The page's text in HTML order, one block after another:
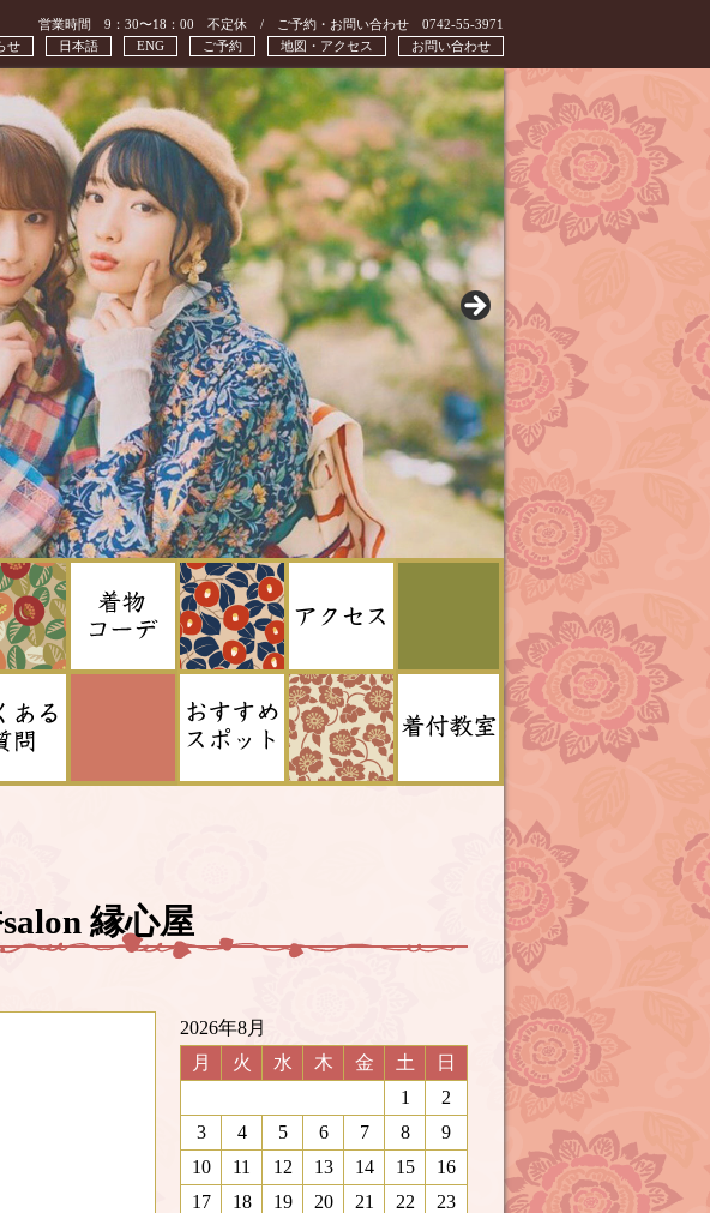
営業時間 9：30〜18：00 不定休 / ご予約・お問い合わせ 0742-55-3971
お問い合わせ
地図・アクセス
ご予約
ENG
日本語
せ
縁心屋
2026年8月
月
火 水 木 金 土
日
1
2
3
4 5 6 7 8
9
10
11 12 13 14 15
16
17
18 19 20 21 22
23